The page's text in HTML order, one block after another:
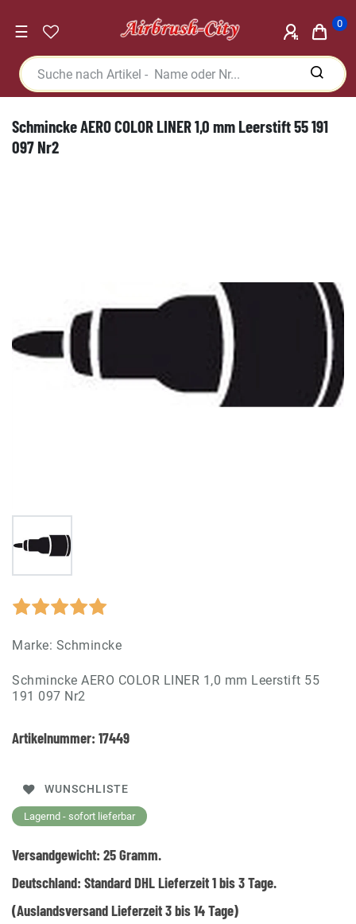
☰ 0
Schmincke AERO COLOR LINER 1,0 mm Leerstift 55 191
097 Nr2
Marke: Schmincke
Schmincke AERO COLOR LINER 1,0 mm Leerstift 55
191 097 Nr2
Artikelnummer: 17449
WUNSCHLISTE
Lagernd - sofort lieferbar
Versandgewicht: 25Gramm.
Deutschland: Standard DHL Lieferzeit 1 bis 3 Tage.
(Auslandsversand Lieferzeit 3 bis 14 Tage)